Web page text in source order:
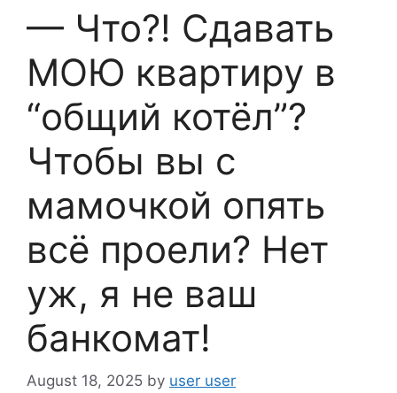
— Что?! Сдавать
МОЮ квартиру в
“общий котёл”?
Чтобы вы с
мамочкой опять
всё проели? Нет
уж, я не ваш
банкомат!
August 18, 2025 by user user